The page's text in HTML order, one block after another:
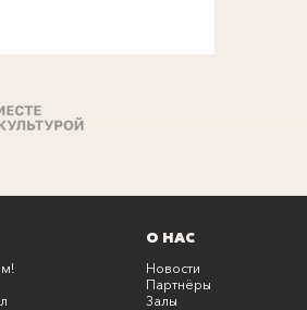
О НАС
Новости
Партнёры
Залы